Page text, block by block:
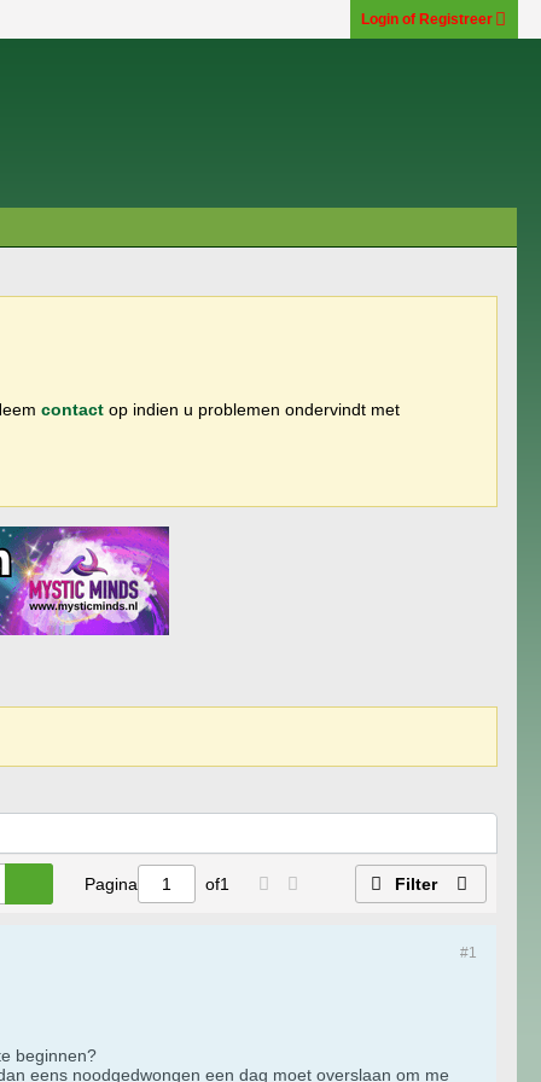
Login of Registreer
contact op indien u problemen ondervindt met
Pagina of1 Filter
#1
beginnen?
eens noodgedwongen een dag moet overslaan om me